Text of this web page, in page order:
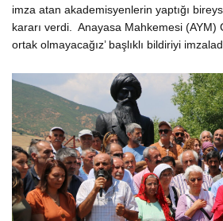
imza atan akademisyenlerin yaptığı
kararı verdi. Anayasa Mahkemesi (AYM)
ortak olmayacağız’ başlıklı bildiriyi